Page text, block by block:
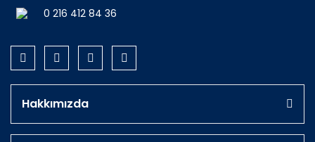
0 216 412 84 36
Hakkımızda